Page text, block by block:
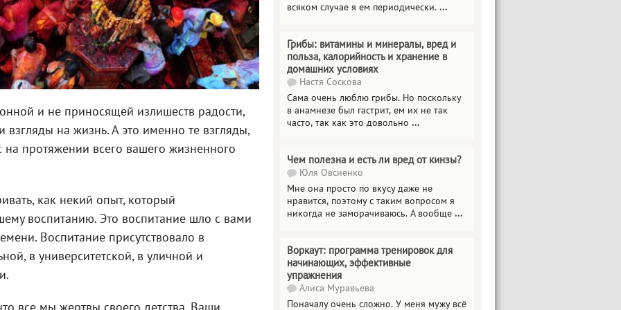
и не приносящей излишеств радости,
взгляды на жизнь. А это именно те взгляды,
протяжении всего вашего жизненного
как некий опыт, который
воспитанию. Это воспитание шло с вами
Воспитание присутствовало в
в университетской, в уличной и
всяком случае я ем периодически. ...
Грибы: витамины и минералы, вред и
польза, калорийность и хранение в
домашних условиях
Настя Соскова
Сама очень люблю грибы. Но поскольку
в анамнезе был гастрит, ем их не так
часто, так как это довольно ...
Чем полезна и есть ли вред от кинзы?
Юля Овсиенко
Мне она просто по вкусу даже не
нравится, поэтому с таким вопросом я
никогда не заморачиваюсь. А вообще ...
Воркаут: программа тренировок для
начинающих, эффективные
упражнения
Алиса Муравьева
Поначалу очень сложно. У меня мужу всё